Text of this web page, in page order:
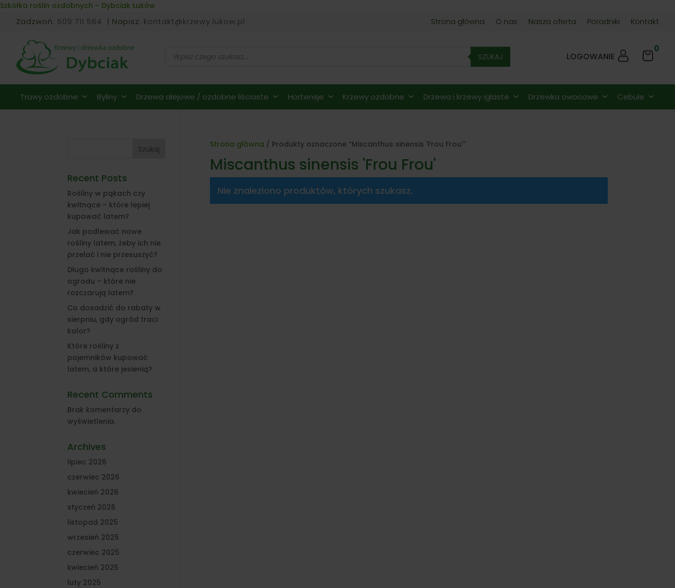
Skip to content
Szkółka roślin ozdobnych – Dybciak Łuków
Zadzwoń: 509 711 564 | Napisz: kontakt@krzewy.lukow.pl Strona główna O nas Nasza oferta Poradniki Kontakt
produktów SZUKAJ LOGOWANIE
0
Trawy ozdobne Byliny Drzewa alejowe / ozdobne liściaste Hortensje Krzewy ozdobne Drzewa i krzewy iglaste Drzewka owocowe Cebule
Strona główna / Produkty oznaczone “Miscanthus sinensis 'Frou Frou'”
Miscanthus sinensis 'Frou Frou'
Nie znaleziono produktów, których szukasz.
Szukaj
Recent Posts
Rośliny w pąkach czy
kwitnące – które lepiej
kupować latem?
Jak podlewać nowe
rośliny latem, żeby ich nie
przelać i nie przesuszyć?
Długo kwitnące rośliny do
ogrodu – które nie
rozczarują latem?
Co dosadzić do rabaty w
sierpniu, gdy ogród traci
kolor?
Które rośliny z
pojemników kupować
latem, a które jesienią?
Recent Comments
Brak komentarzy do
wyświetlenia.
Archives
lipiec 2026
czerwiec 2026
kwiecień 2026
styczeń 2026
listopad 2025
wrzesień 2025
czerwiec 2025
kwiecień 2025
luty 2025